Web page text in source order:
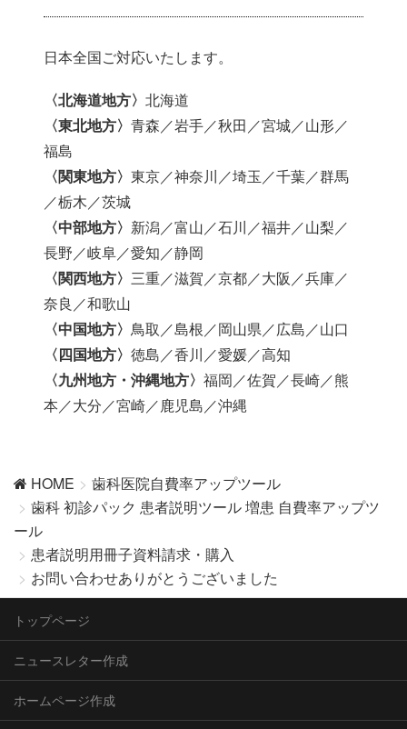
日本全国ご対応いたします。
〈北海道地方〉北海道
〈東北地方〉青森／岩手／秋田／宮城／山形／
福島
〈関東地方〉東京／神奈川／埼玉／千葉／群馬
／栃木／茨城
〈中部地方〉 新潟／富山／石川／福井／山梨／
長野／岐阜／愛知／静岡
〈関西地方〉三重／滋賀／京都／大阪／兵庫／
奈良／和歌山
〈中国地方〉鳥取／島根／岡山県／広島／山口
〈四国地方〉徳島／香川／愛媛／高知
〈九州地方・沖縄地方〉福岡／佐賀／長崎／熊
本／大分／宮崎／鹿児島／沖縄
HOME
歯科医院自費率アップツール
歯科 初診パック 患者説明ツール 増患 自費率アップツ
ール
患者説明用冊子資料請求・購入
お問い合わせありがとうございました
トップページ
ニュースレター作成
ホームページ作成